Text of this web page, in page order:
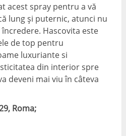
acest spray pentru a vă
lung și puternic, atunci nu
Hascovita este
de top pentru
luxuriante si
din interior spre
deveni mai viu în câteva
Roma;